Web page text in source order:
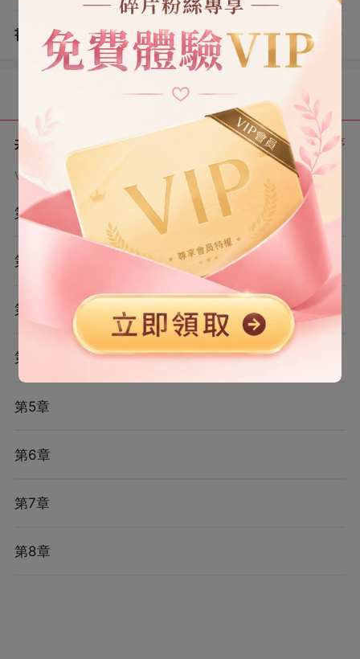
書評 （2） 查看評論
目錄
共 8 章 正序
VIP章節可通過金幣購買提前點讀
第1章
第2章
第3章
第4章
第5章
第6章
第7章
第8章